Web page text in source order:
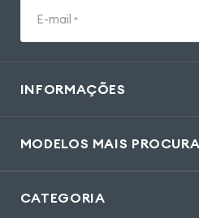
E-mail *
INFORMAÇÕES
MODELOS MAIS
CATEGORIA